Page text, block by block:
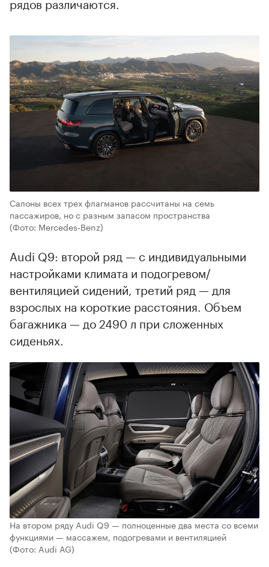
Салоны всех трех флагманов рассчитаны на семь
пассажиров, но с разным запасом пространства
(Фото: Mercedes‑Benz)
Audi Q9: второй ряд — с индивидуальными
настройками климата и подогревом/
вентиляцией сидений, третий ряд — для
взрослых на короткие расстояния. Объем
багажника — до 2490 л при сложенных
сиденьях.
На втором ряду Audi Q9 — полноценные два места со всеми
функциями — массажем, подогревами и вентиляцией
(Фото: Audi AG)